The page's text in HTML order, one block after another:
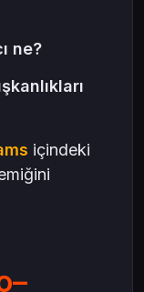
ne?
içindeki